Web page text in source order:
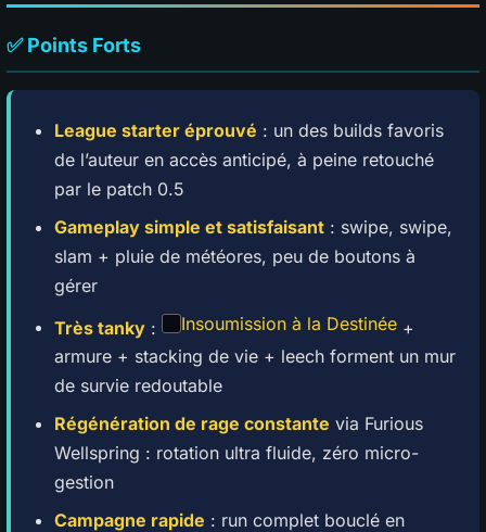
✅ Points Forts
League starter éprouvé : un des builds favoris
de l’auteur en accès anticipé, à peine retouché
par le patch 0.5
Gameplay simple et satisfaisant : swipe, swipe,
slam + pluie de météores, peu de boutons à
gérer
Très tanky : Insoumission à la Destinée +
armure + stacking de vie + leech forment un mur
de survie redoutable
Régénération de rage constante via Furious
Wellspring : rotation ultra fluide, zéro micro-
gestion
Campagne rapide : run complet bouclé en